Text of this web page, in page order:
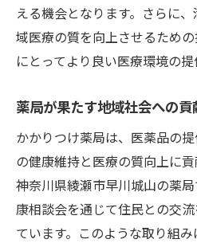
地域連携を強化した
健康促進活動の一環
患者満足度向上に直
綾瀬市早川城山における
理想のかかりつけ薬
調査結果から見えた
患者が感じる理想的
える機会となります。さらに
域医療の質を向上させるため
にとってより良い医療環境の提
薬局が果たす地域社会への貢
かかりつけ薬局は、医薬品の
の健康維持と医療の質向上に貢
神奈川県綾瀬市早川城山の薬
康相談会を通じて住民との交
ています。このような取り組